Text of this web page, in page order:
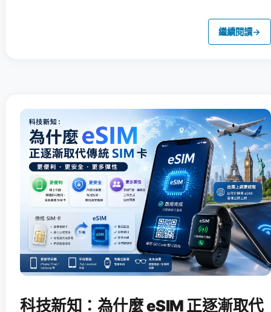
繼續閱讀→
科技新知：為什麼 eSIM 正逐漸取代